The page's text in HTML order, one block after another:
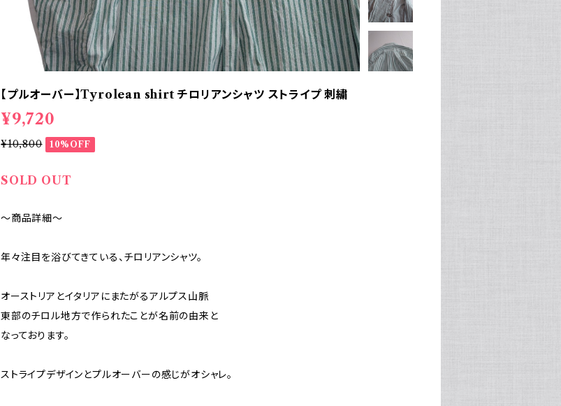
【プルオーバー】Tyrolean shirt チロリアンシャツ ストライプ 刺繍
¥9,720
¥10,800 10%OFF
SOLD OUT
～商品詳細～
年々注目を浴びてきている、チロリアンシャツ。
オーストリアとイタリアにまたがるアルプス山脈
東部のチロル地方で作られたことが名前の由来と
なっております。
ストライプデザインとプルオーバーの感じがオシャレ。